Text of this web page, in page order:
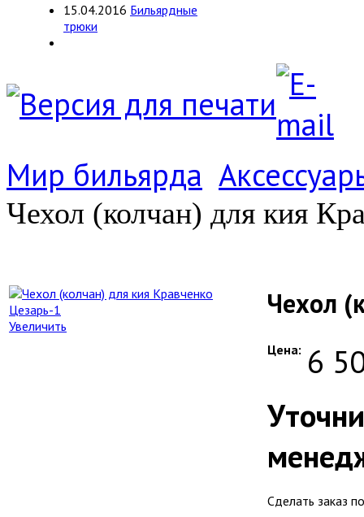
15.04.2016 Бильярдные
трюки
Мир бильярда
Чехол (колчан) для кия
Увеличить
Чехол
Цена: 6
Сделать заказ